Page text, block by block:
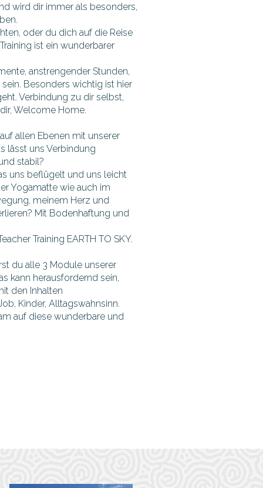
wird dir immer als besonders,
oder du dich auf die Reise
ist ein wunderbarer
anstrengender Stunden,
Besonders wichtig ist hier
Verbindung zu dir selbst,
Welcome Home.
allen Ebenen mit unserer
lässt uns Verbindung
stabil?
uns beflügelt und uns leicht
Yogamatte wie auch im
meinem Herz und
Mit Bodenhaftung und
Training EARTH TO SKY.
du alle 3 Module unserer
kann herausfordernd sein,
den Inhalten
Kinder, Alltagswahnsinn.
auf diese wunderbare und